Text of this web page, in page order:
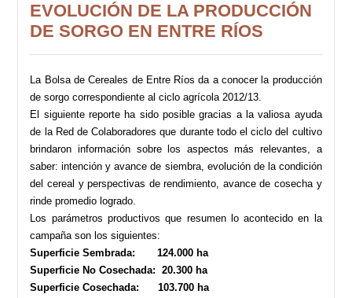
EVOLUCIÓN DE LA PRODUCCIÓN
DE SORGO EN ENTRE RÍOS
La Bolsa de Cereales de Entre Ríos da a conocer la producción
de sorgo correspondiente al ciclo agrícola2012/13.
El siguiente reporte ha sido posible gracias a la valiosa ayuda
de la Red de Colaboradores que durante todo elciclo del cultivo
brindaron información sobre los aspectos más relevantes, a
saber: intención y avance de siembra, evolución de la condición
del cereal y perspectivas de rendimiento, avance de cosecha y
rinde promedio logrado.
Los parámetros productivos que resumen lo acontecido en la
campaña son los siguientes:
Superficie Sembrada: 124.000 ha
Superficie No Cosechada: 20.300 ha
Superficie Cosechada: 103.700 ha